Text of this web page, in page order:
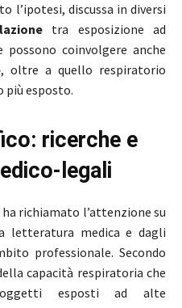
l’ipotesi, discussa in diversi
tra esposizione ad
possono coinvolgere anche
, oltre a quello respiratorio
esposto.
ricerche e
legali
richiamato l’attenzione su
letteratura medica e dagli
professionale. Secondo
capacità respiratoria che
esposti ad alte